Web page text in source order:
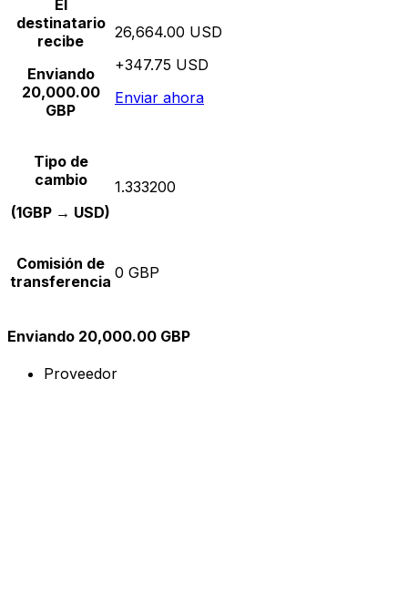
El
destinatario
recibe
Enviando
20,000.00
GBP
26,664.00 USD
+347.75 USD
Enviar ahora
Tipo de
cambio
(1GBP → USD)
1.333200
Comisión de
transferencia 0 GBP
Enviando 20,000.00 GBP
Proveedor